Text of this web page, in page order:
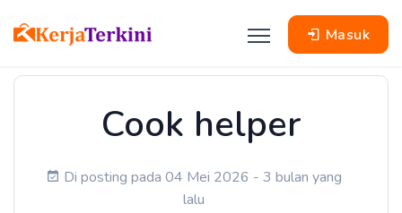
Masuk
Cook helper
Di posting pada 04 Mei 2026 - 3 bulan yang
lalu